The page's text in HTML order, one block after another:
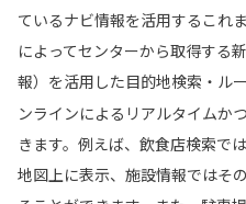
ているナビ情報を活用するこれ
によってセンターから取得する
報）を活用した目的地検索・ル
ンラインによるリアルタイムか
きます。例えば、飲食店検索で
地図上に表示、施設情報ではそ